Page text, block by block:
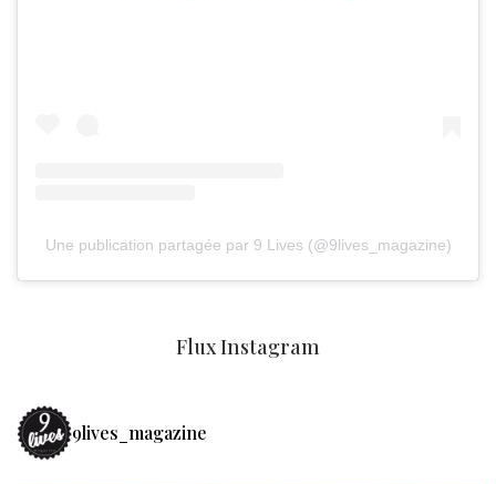
Une publication partagée par 9 Lives (@9lives_magazine)
Flux Instagram
9lives_magazine